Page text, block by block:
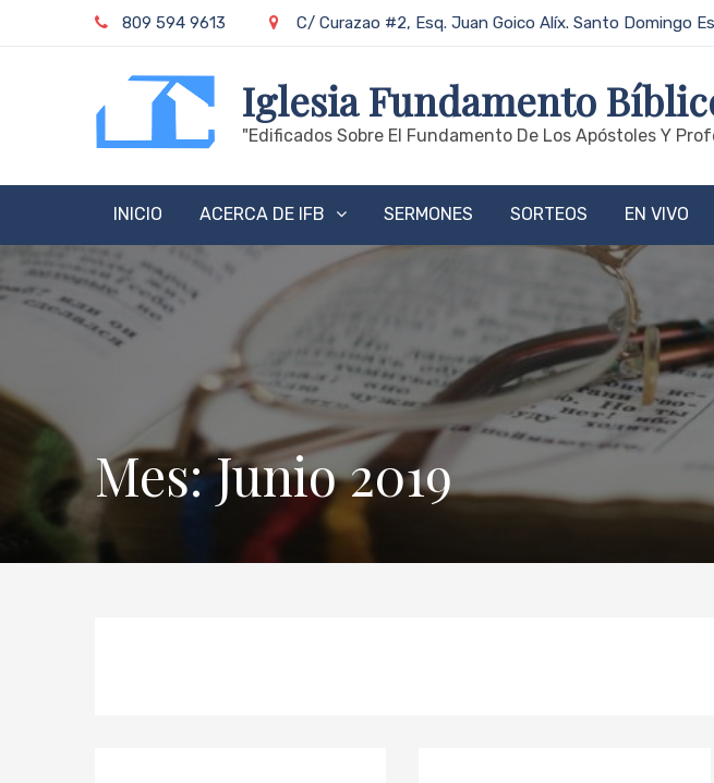
809 594 9613 C/ Curazao #2, Esq. Juan Goico Alíx. Santo Domingo
Iglesia Fundamento
"edificados Sobre El Fundamento De Los Apóstoles Y
INICIO ACERCA DE IFB SERMONES SORTEOS EN VIVO
Mes:Junio 2019